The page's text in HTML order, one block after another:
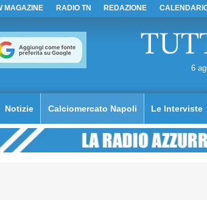
MAGAZINE RADIO TN REDAZIONE
6
Notizie Calciomercato Napoli Le Interviste